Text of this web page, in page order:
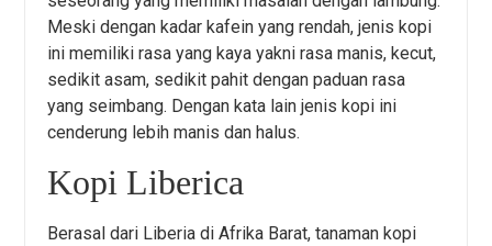
Meski dengan kadar kafein yang rendah, jenis kopi
ini memiliki rasa yang kaya yakni rasa manis, kecut,
sedikit asam, sedikit pahit dengan paduan rasa
yang seimbang. Dengan kata lain jenis kopi ini
cenderung lebih manis dan halus.
Kopi Liberica
Berasal dari Liberia di Afrika Barat, tanaman kopi